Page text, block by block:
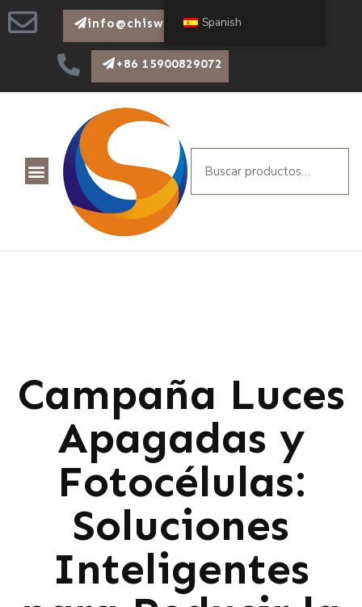
info@chiswear.com
+86 15900829072
Campaña Luces
Apagadas y
Fotocélulas:
Soluciones
Inteligentes
Spanish